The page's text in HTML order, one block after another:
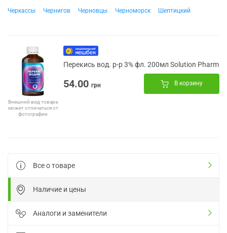
Черкассы
Чернигов Черновцы Черноморск Шептицкий
Внешний вид товара
может отличаться от
фотографии
Перекись вод. р-р 3% фл. 200мл Solution Pharm
54.00 грн В корзину
Все о товаре
Наличие и цены
Аналоги и заменители